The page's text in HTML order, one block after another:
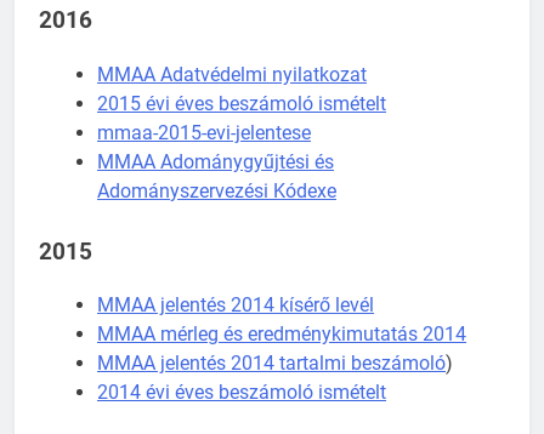
2016
MMAA Adatvédelmi nyilatkozat
2015 évi éves beszámoló ismételt
mmaa-2015-evi-jelentese
MMAA Adománygyűjtési és
Adományszervezési Kódexe
2015
MMAA jelentés 2014 kísérő levél
MMAA mérleg és eredménykimutatás 2014
MMAA jelentés 2014 tartalmi beszámoló)
2014 évi éves beszámoló ismételt